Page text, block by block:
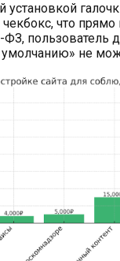
установкой
что прямо
пользователь
не